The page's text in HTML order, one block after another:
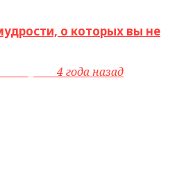
о которых вы не
4 года назад